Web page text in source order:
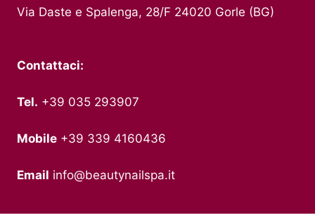
Via Daste e Spalenga, 28/F 24020 Gorle (BG)
Contattaci:
Tel. +39 035 293907
Mobile +39 339 4160436
Email info@beautynailspa.it